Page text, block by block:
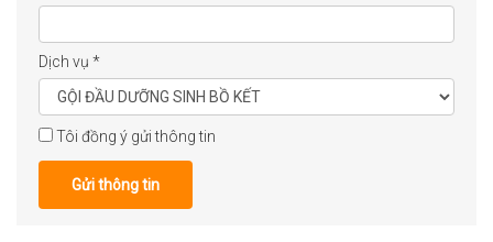
Dịch vụ *
Tôi đồng ý gửi thông tin
Gửi thông tin